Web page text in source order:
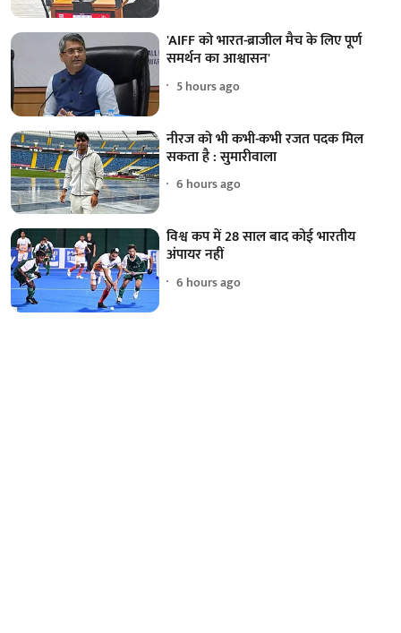
'AIFF को भारत-ब्राजील मैच के लिए पूर्ण
समर्थन का आश्वासन'
5 hours ago
नीरज को भी कभी-कभी रजत पदक मिल
सकता है : सुमारीवाला
6 hours ago
विश्व कप में 28 साल बाद कोई भारतीय
अंपायर नहीं
6 hours ago